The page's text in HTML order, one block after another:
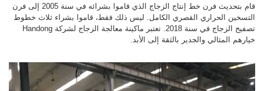
قام بتحديث فرن خط إنتاج الزجاج الذي قاموا بشرائه في سنة 2005 إلى فرن
التسخين الحراري القصري الكامل. ليس ذلك فقط، قاموا بشراء ثلاث خطوط
تصفيح الزجاج في سنة 2018. تعتبر ماكينة معالجة الزجاج لشركة Handong
خيارهم المثالي والجدير بالثقة إلى الأبد.